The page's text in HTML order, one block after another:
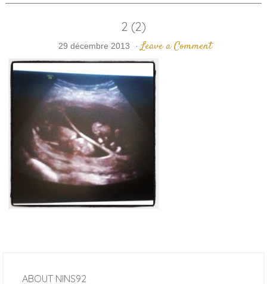
2 (2)
29 décembre 2013 · Leave a Comment
ABOUT NINS92